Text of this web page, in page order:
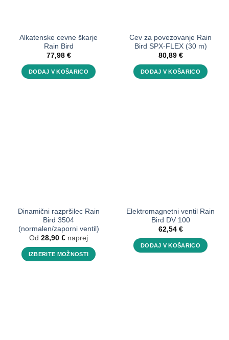
Alkatenske cevne škarje
Rain Bird
77,98 €
DODAJ V KOŠARICO
Cev za povezovanje Rain
Bird SPX-FLEX (30 m)
80,89 €
DODAJ V KOŠARICO
Dinamični razpršilec Rain
Bird 3504
(normalen/zaporni ventil)
Od 28,90 € naprej
IZBERITE MOŽNOSTI
Elektromagnetni ventil Rain
Bird DV 100
62,54 €
DODAJ V KOŠARICO